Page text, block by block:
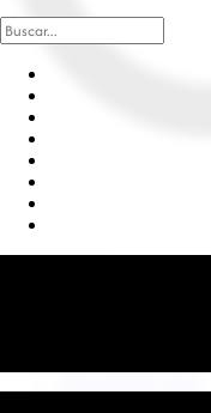
Icono buscar
Transparencia
Empresariales